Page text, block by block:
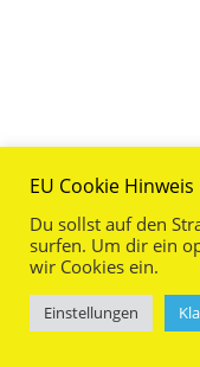
EU Cookie Hinweis
Du sollst auf den
surfen. Um dir ein
wir Cookies ein.
Einstellungen